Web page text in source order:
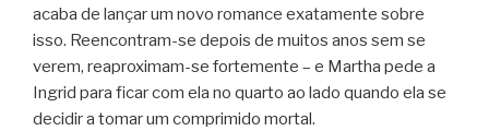
acaba de lançar um novo romance exatamente sobre
isso. Reencontram-se depois de muitos anos sem se
verem, reaproximam-se fortemente – e Martha pede a
Ingrid para ficar com ela no quarto ao lado quando ela se
decidir a tomar um comprimido mortal.